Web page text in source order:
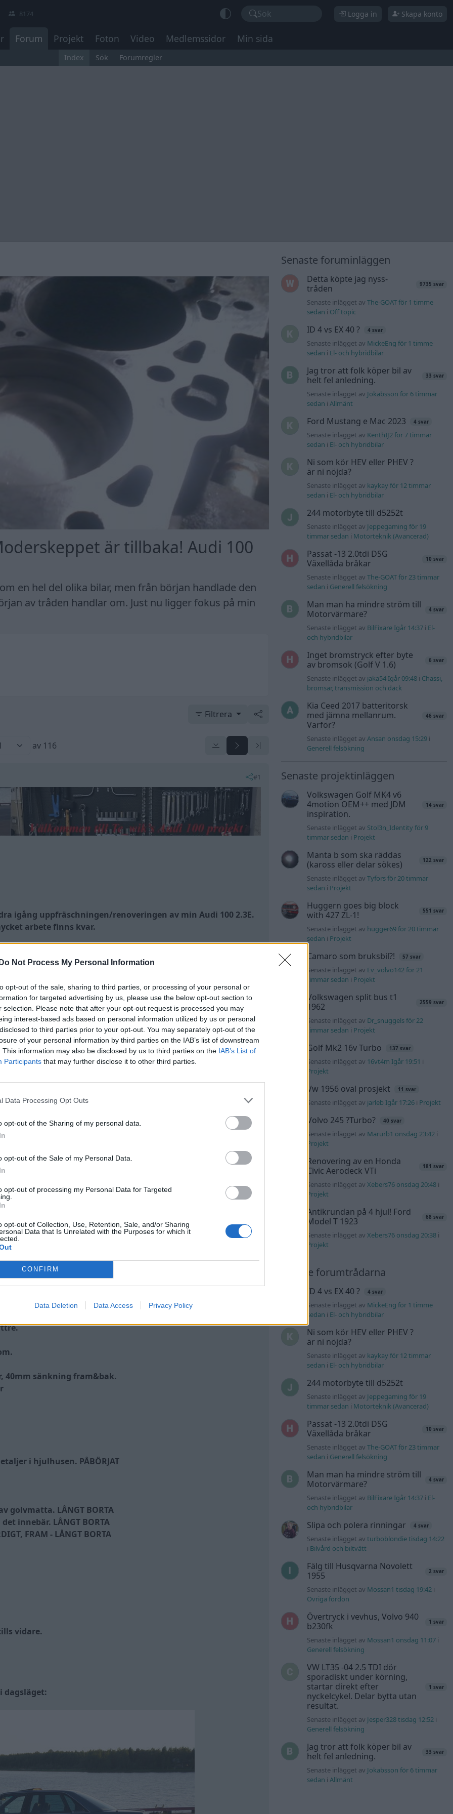
Do Not Process My Personal Information
opt-out of the sale, sharing to third parties, or processing of your personal or
for targeted advertising by us, please use the below opt-out section to
selection. Please note that after your opt-out request is processed you may
interest-based ads based on personal information utilized by us or personal
to third parties prior to your opt-out. You may separately opt-out of the
of your personal information by third parties on the IAB’s list of downstream
This information may also be disclosed by us to third parties on the IAB’s List of
Participants that may further disclose it to other third parties.
Data Processing Opt Outs
opt-out of the Sharing of my personal data.
opt-out of the Sale of my Personal Data.
opt-out of processing my Personal Data for Targeted
opt-out of Collection, Use, Retention, Sale, and/or Sharing
Data that Is Unrelated with the Purposes for which it
CONFIRM
Data Deletion Data Access Privacy Policy
8174 Sök Logga in Skapa konto
Forum Projekt Foton Video Medlemssidor Min sida
Index Sök Forumregler
är tillbaka! Audi 100
en hel del olika bilar, men från början handlade den
av tråden handlar om. Just nu ligger fokus på min
Filtrera
av 116
#1
igång uppfräschningen/renoveringen av min Audi 100 2.3E.
arbete finns kvar.
utan jag har fått assistans av polare och kommer ha
ensam i garaget och två hjärnor är (oftast) bättre än en
skall:
hö - bak. PÅBÖRJAT/FÄRDIGT (?)
av ytrost, skärmkanter. PÅBÖRJAT
INHANDLAT MEN INTE MONTERAT
ska den bara snyggas till och sedan monteras igen)
samt golv och tank. PÅBÖRJAT
BORTA
i förardörren. FÄRDIGT
troligt förardörr. FÄRDIGT
(org. mätare finns).
det inte fungerar. PÅBÖRJAT
röd.
40mm sänkning fram&bak.
i hjulhusen. PÅBÖRJAT
golvmatta. LÅNGT BORTA
innebär. LÅNGT BORTA
FRAM - LÅNGT BORTA
vidare.
dagsläget:
Senaste foruminläggen
Detta köpte jag nyss-
tråden
9735 svar
Senaste inlägget avThe-GOAT för 1 timme
sedan i Off topic
ID 4 vs EX 40 ? 4 svar
Senaste inlägget av MickeEng för 1 timme
sedan i El- och hybridbilar
Jag tror att folk köper bil av
helt fel anledning.
33 svar
Senaste inlägget av Jokabsson för 6 timmar
sedan iAllmänt
Ford Mustang e Mac 2023 4 svar
Senaste inlägget av KenthIJ2 för 7 timmar
sedan i El- och hybridbilar
Ni som kör HEV eller PHEV ?
är ni nöjda?
Senaste inlägget av kaykay för 12 timmar
sedan i El- och hybridbilar
244 motorbyte till d5252t
Senaste inlägget av Jeppegaming för 19
timmar sedan i Motorteknik (Avancerad)
Passat -13 2.0tdi DSG
Växellåda bråkar
10 svar
Senaste inlägget avThe-GOAT för 23 timmar
sedan i Generell felsökning
Man man ha mindre ström till
Motorvärmare?
4 svar
Senaste inlägget av BilFixare Igår 14:37 i El-
och hybridbilar
Inget bromstryck efter byte
av bromsok (Golf V 1.6)
6 svar
Senaste inlägget av jaka54 Igår 09:48 i Chassi,
bromsar, transmission och däck
Kia Ceed 2017 batteritorsk
med jämna mellanrum.
Varför?
46 svar
Senaste inlägget avAnsan onsdag 15:29 i
Generell felsökning
Senaste projektinläggen
Volkswagen Golf MK4 v6
4motion OEM++ med JDM
inspiration.
14 svar
Senaste inlägget av Stol3n_Identity för 9
timmar sedan i Projekt
Manta b som ska räddas
(kaross eller delar sökes)
122 svar
Senaste inlägget avTyfors för 20 timmar
sedan i Projekt
Huggern goes big block
with 427 ZL-1!
551 svar
Senaste inlägget av hugger69 för 20 timmar
sedan i Projekt
Camaro som bruksbil?! 57 svar
Senaste inlägget av Ev_volvo142 för 21
timmar sedan i Projekt
Volkswagen split bus t1
1962
2559 svar
Senaste inlägget av Dr_snuggels för 22
timmar sedan i Projekt
Golf Mk2 16v Turbo 137 svar
Senaste inlägget av 16vt4m Igår 19:51 i
Projekt
Vw 1956 oval prosjekt 11 svar
Senaste inlägget av jarleb Igår 17:26 i Projekt
Volvo 245 ?Turbo? 40 svar
Senaste inlägget av Marurb1 onsdag 23:42 i
Projekt
Renovering av en Honda
Civic Aerodeck VTi
181 svar
Senaste inlägget avXebers76 onsdag 20:48 i
Projekt
Antikrundan på 4 hjul! Ford
Model T 1923
68 svar
Senaste inlägget avXebers76 onsdag 20:38 i
Projekt
Nyaste forumtrådarna
ID 4 vs EX 40 ? 4 svar
Senaste inlägget av MickeEng för 1 timme
sedan i El- och hybridbilar
Ni som kör HEV eller PHEV ?
är ni nöjda?
Senaste inlägget av kaykay för 12 timmar
sedan i El- och hybridbilar
244 motorbyte till d5252t
Senaste inlägget av Jeppegaming för 19
timmar sedan i Motorteknik (Avancerad)
Passat -13 2.0tdi DSG
Växellåda bråkar
10 svar
Senaste inlägget avThe-GOAT för 23 timmar
sedan i Generell felsökning
Man man ha mindre ström till
Motorvärmare?
4 svar
Senaste inlägget av BilFixare Igår 14:37 i El-
och hybridbilar
Slipa och polera rinningar 4 svar
Senaste inlägget avturboblondie tisdag 14:22
i Bilvård och biltvätt
Fälg till Husqvarna Novolett
1955
2 svar
Senaste inlägget av Mossan1 tisdag 19:42 i
Övriga fordon
Övertryck i vevhus, Volvo 940
b230fk
1 svar
Senaste inlägget av Mossan1 onsdag 11:07 i
Generell felsökning
VW LT35 -04 2.5 TDI dör
sporadiskt under körning,
startar direkt efter
nyckelcykel. Delar bytta utan
resultat.
1 svar
Senaste inlägget av Jesper328 tisdag 12:52 i
Generell felsökning
Jag tror att folk köper bil av
helt fel anledning.
33 svar
Senaste inlägget av Jokabsson för 6 timmar
sedan iAllmänt